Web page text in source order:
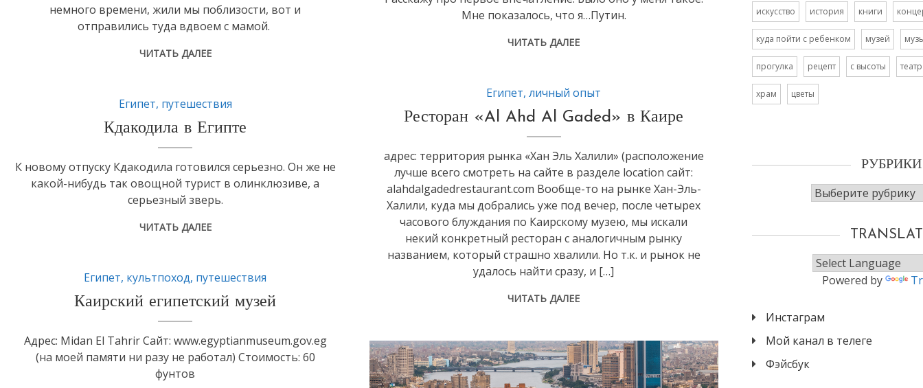
немного времени, жили мы поблизости, вот и
отправились туда вдвоем с мамой.
ЧИТАТЬ ДАЛЕЕ
Мне показалось, что я…Путин.
ЧИТАТЬ ДАЛЕЕ
Египет,личный опыт
Ресторан «Al Ahd Al Gaded» в Каире
адрес: территория рынка «Хан Эль Халили» (расположение
лучше всего смотреть на сайте в разделе location сайт:
alahdalgadedrestaurant.com Вообще-то на рынке Хан-Эль-
Халили, куда мы добрались уже под вечер, после четырех
часового блуждания по Каирскому музею, мы искали
некий конкретный ресторан с аналогичным рынку
названием, который страшно хвалили. Но т.к. и рынок не
удалось найти сразу, и […]
ЧИТАТЬ ДАЛЕЕ
Египет, путешествия
Кдакодила в Египте
К новому отпуску Кдакодила готовился серьезно. Он же не
какой-нибудь так овощной турист в олинклюзиве, а
серьезный зверь.
ЧИТАТЬ ДАЛЕЕ
Египет, культпоход, путешествия
Каирский египетский музей
Адрес: Midan El Tahrir Сайт: www.egyptianmuseum.gov.eg
(на моей памяти ни разу не работал) Стоимость: 60
фунтов
искусство история книги
куда пойти с ребенком музей
прогулка рецепт с высоты театр
храм цветы
РУБРИКИ
Рубрики
Powered by
Инстаграм
Мой канал в телеге
Фэйсбук